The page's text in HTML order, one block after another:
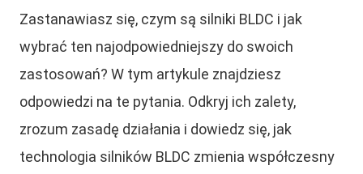
Zastanawiasz się, czym są silniki BLDC i jak
wybrać ten najodpowiedniejszy do swoich
zastosowań? W tym artykule znajdziesz
odpowiedzi na te pytania. Odkryj ich zalety,
zrozum zasadę działania i dowiedz się, jak
technologia silników BLDC zmienia współczesny